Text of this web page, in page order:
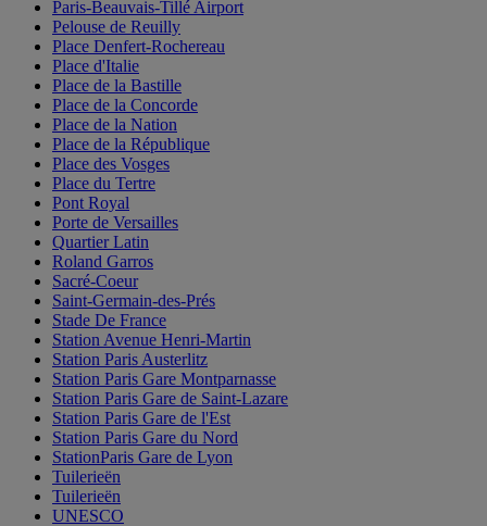
Paris-Beauvais-Tillé Airport
Pelouse de Reuilly
Place Denfert-Rochereau
Place d'Italie
Place de la Bastille
Place de la Concorde
Place de la Nation
Place de la République
Place des Vosges
Place du Tertre
Pont Royal
Porte de Versailles
Quartier Latin
Roland Garros
Sacré-Coeur
Saint-Germain-des-Prés
Stade De France
Station Avenue Henri-Martin
Station Paris Austerlitz
Station Paris Gare Montparnasse
Station Paris Gare de Saint-Lazare
Station Paris Gare de l'Est
Station Paris Gare du Nord
StationParis Gare de Lyon
Tuilerieën
Tuilerieën
UNESCO